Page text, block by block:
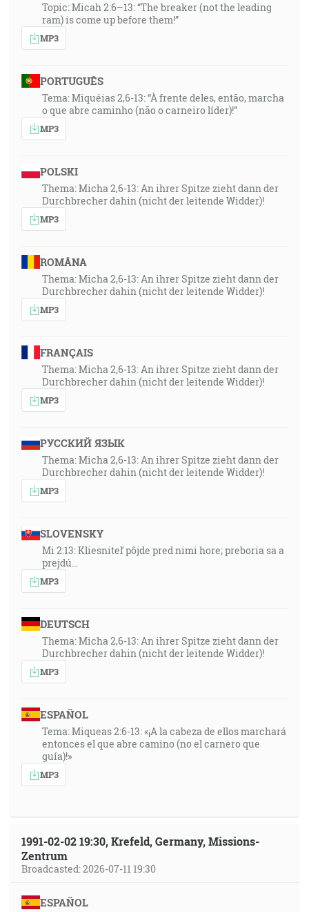
Topic: Micah 2:6–13: “The breaker (not the leading
ram) is come up before them!”
MP3
PORTUGUÊS
Tema: Miquéias 2,6-13: “À frente deles, então, marcha
o que abre caminho (não o carneiro líder)!”
MP3
POLSKI
Thema: Micha 2,6-13: An ihrer Spitze zieht dann der
Durchbrecher dahin (nicht der leitende Widder)!
MP3
ROMÂNA
Thema: Micha 2,6-13: An ihrer Spitze zieht dann der
Durchbrecher dahin (nicht der leitende Widder)!
MP3
FRANÇAIS
Thema: Micha 2,6-13: An ihrer Spitze zieht dann der
Durchbrecher dahin (nicht der leitende Widder)!
MP3
РУССКИЙ ЯЗЫК
Thema: Micha 2,6-13: An ihrer Spitze zieht dann der
Durchbrecher dahin (nicht der leitende Widder)!
MP3
SLOVENSKY
Mi 2:13: Kliesniteľ pôjde pred nimi hore; preboria sa a
prejdú…
MP3
DEUTSCH
Thema: Micha 2,6-13: An ihrer Spitze zieht dann der
Durchbrecher dahin (nicht der leitende Widder)!
MP3
ESPAÑOL
Tema: Miqueas 2:6-13: «¡A la cabeza de ellos marchará
entonces el que abre camino (no el carnero que
guía)!»
MP3
1991-02-02 19:30, Krefeld, Germany, Missions-
Zentrum
Broadcasted: 2026-07-11 19:30
ESPAÑOL